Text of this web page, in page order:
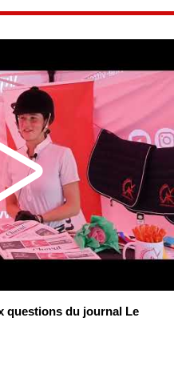
questions du journal Le